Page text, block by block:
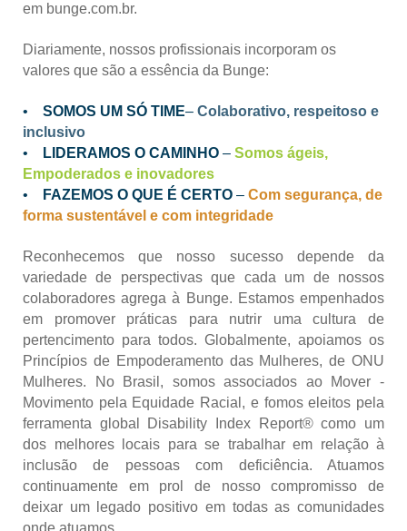
em bunge.com.br.
Diariamente, nossos profissionais incorporam os
valores que são a essência da Bunge:
• SOMOS UM SÓ TIME– Colaborativo, respeitoso e
inclusivo
•
LIDERAMOS O CAMINHO – Somos ágeis,
Empoderados e inovadores
•
FAZEMOS O QUE É CERTO – Com segurança, de
forma sustentável e com integridade
Reconhecemos que nosso sucesso depende da
variedade de perspectivas que cada um de nossos
colaboradores agrega à Bunge. Estamos empenhados
em promover práticas para nutrir uma cultura de
pertencimento para todos. Globalmente, apoiamos os
Princípios de Empoderamento das Mulheres, de ONU
Mulheres. No Brasil, somos associados ao Mover -
Movimento pela Equidade Racial, e fomos eleitos pela
ferramenta global Disability Index Report® como um
dos melhores locais para se trabalhar em relação à
inclusão de pessoas com deficiência. Atuamos
continuamente em prol de nosso compromisso de
deixar um legado positivo em todas as comunidades
onde atuamos.